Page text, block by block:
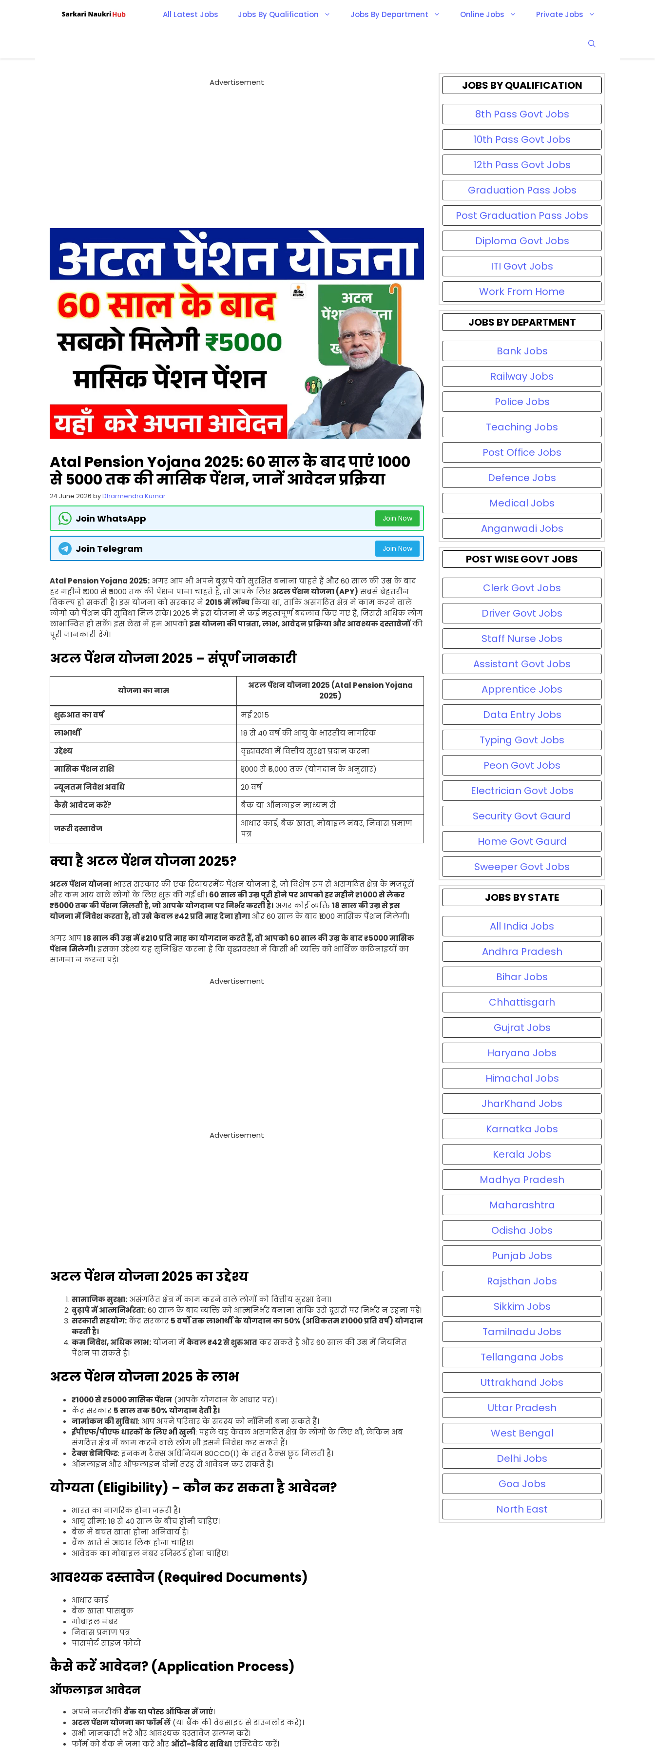
All Latest Jobs Jobs By Qualification Jobs By Department Online Jobs Private Jobs
Advertisement
Atal Pension Yojana 2025: 60 साल के बाद पाएं ₹1000
से ₹5000 तक की मासिक पेंशन, जानें आवेदन प्रक्रिया
24 June 2026 byDharmendra Kumar
Join WhatsApp Join Now
Join Telegram Join Now
Atal Pension Yojana 2025: अगर आप भी अपने बुढ़ापे को सुरक्षित बनाना चाहते हैं और 60 साल की उम्र के बाद
हर महीने ₹1000 से ₹5000 तक की पेंशन पाना चाहते हैं, तो आपके लिए अटल पेंशन योजना (APY) सबसे बेहतरीन
विकल्प हो सकती है। इस योजना को सरकार ने 2015 में लॉन्चकिया था, ताकि असंगठित क्षेत्र में काम करने वाले
लोगों को पेंशन की सुविधा मिल सके। 2025 में इस योजना में कई महत्वपूर्ण बदलाव किए गए हैं, जिससे अधिक लोग
लाभान्वित हो सकें। इस लेख में हम आपकोइस योजना की पात्रता, लाभ, आवेदन प्रक्रिया और आवश्यक दस्तावेजोंकी
पूरी जानकारी देंगे।
अटल पेंशन योजना 2025 – संपूर्ण जानकारी
योजना का नाम
अटल पेंशन योजना 2025 (Atal Pension Yojana
2025)
शुरुआत का वर्ष
मई 2015
लाभार्थी
18 से 40 वर्ष की आयु के भारतीय नागरिक
उद्देश्य
वृद्धावस्था में वित्तीय सुरक्षा प्रदान करना
मासिक पेंशन राशि
₹1,000 से ₹5,000 तक (योगदान के अनुसार)
न्यूनतम निवेश अवधि
20 वर्ष
कैसे आवेदन करें?
बैंक या ऑनलाइन माध्यम से
जरूरी दस्तावेज
आधार कार्ड, बैंक खाता, मोबाइल नंबर, निवास प्रमाण
पत्र
क्या है अटल पेंशन योजना 2025?
अटल पेंशन योजनाभारत सरकार की एक रिटायरमेंट पेंशन योजना है, जो विशेष रूप से असंगठित क्षेत्र के मजदूरों
और कम आय वाले लोगों के लिए शुरू की गई थी। 60 साल की उम्र पूरी होने पर आपको हर महीने ₹1000 से लेकर
₹5000 तक की पेंशन मिलती है, जो आपके योगदान पर निर्भर करती है। अगर कोई व्यक्ति18 साल की उम्र से इस
योजना में निवेश करता है, तो उसे केवल ₹42 प्रति माह देना होगाऔर 60 साल के बाद ₹1000 मासिक पेंशन मिलेगी।
अगर आप18 साल की उम्र में ₹210 प्रति माह का योगदान करते हैं, तो आपको 60 साल की उम्र के बाद ₹5000 मासिक
पेंशन मिलेगी।इसका उद्देश्य यह सुनिश्चित करना है कि वृद्धावस्था में किसी भी व्यक्ति को आर्थिक कठिनाइयों का
सामना न करना पड़े।
Advertisement
Advertisement
अटल पेंशन योजना 2025 का उद्देश्य
सामाजिक सुरक्षा: असंगठित क्षेत्र में काम करने वाले लोगों को वित्तीय सुरक्षा देना।
बुढ़ापे में आत्मनिर्भरता:60 साल के बाद व्यक्ति को आत्मनिर्भर बनाना ताकि उसे दूसरों पर निर्भर न रहना पड़े।
सरकारी सहयोग:केंद्र सरकार 5 वर्षों तक लाभार्थी के योगदान का 50% (अधिकतम ₹1000 प्रति वर्ष) योगदान
करती है।
कम निवेश, अधिक लाभ:योजना मेंकेवल ₹42 से शुरुआतकर सकते हैं और 60 साल की उम्र में नियमित
पेंशन पा सकते हैं।
अटल पेंशन योजना 2025 के लाभ
₹1000 से ₹5000 मासिक पेंशन (आपके योगदान के आधार पर)।
केंद्र सरकार 5 साल तक 50% योगदान देती है।
नामांकन की सुविधा: आप अपने परिवार के सदस्य को नॉमिनी बना सकते हैं।
ईपीएफ/पीएफ धारकों के लिए भी खुली: पहले यह केवल असंगठित क्षेत्र के लोगों के लिए थी, लेकिन अब
संगठित क्षेत्र में काम करने वाले लोग भी इसमें निवेश कर सकते हैं।
टैक्स बेनिफिट: इनकम टैक्स अधिनियम 80CCD(1) के तहत टैक्स छूट मिलती है।
ऑनलाइन और ऑफलाइन दोनों तरह से आवेदन कर सकते हैं।
योग्यता (Eligibility) – कौन कर सकता है आवेदन?
भारत का नागरिक होना जरूरी है।
आयु सीमा: 18 से 40 साल के बीच होनी चाहिए।
बैंक में बचत खाता होना अनिवार्य है।
बैंक खाते से आधार लिंक होना चाहिए।
आवेदक का मोबाइल नंबर रजिस्टर्ड होना चाहिए।
आवश्यक दस्तावेज (Required Documents)
आधार कार्ड
बैंक खाता पासबुक
मोबाइल नंबर
निवास प्रमाण पत्र
पासपोर्ट साइज फोटो
कैसे करें आवेदन? (Application Process)
ऑफलाइन आवेदन
अपने नजदीकीबैंक या पोस्ट ऑफिस में जाएं।
अटल पेंशन योजना का फॉर्म लें (या बैंक की वेबसाइट से डाउनलोड करें)।
सभी जानकारी भरें और आवश्यक दस्तावेज संलग्न करें।
फॉर्म को बैंक में जमा करें और ऑटो-डेबिट सुविधाएक्टिवेट करें।
JOBS BY QUALIFICATION
8th Pass Govt Jobs
10th Pass Govt Jobs
12th Pass Govt Jobs
Graduation Pass Jobs
Post Graduation Pass Jobs
Diploma Govt Jobs
ITI Govt Jobs
Work From Home
JOBS BY DEPARTMENT
Bank Jobs
Railway Jobs
Police Jobs
Teaching Jobs
Post Office Jobs
Defence Jobs
Medical Jobs
Anganwadi Jobs
POST WISE GOVT JOBS
Clerk Govt Jobs
Driver Govt Jobs
Staff Nurse Jobs
Assistant Govt Jobs
Apprentice Jobs
Data Entry Jobs
Typing Govt Jobs
Peon Govt Jobs
Electrician Govt Jobs
Security Govt Gaurd
Home Govt Gaurd
Sweeper Govt Jobs
JOBS BY STATE
All India Jobs
Andhra Pradesh
Bihar Jobs
Chhattisgarh
Gujrat Jobs
Haryana Jobs
Himachal Jobs
JharKhand Jobs
Karnatka Jobs
Kerala Jobs
Madhya Pradesh
Maharashtra
Odisha Jobs
Punjab Jobs
Rajsthan Jobs
Sikkim Jobs
Tamilnadu Jobs
Tellangana Jobs
Uttrakhand Jobs
Uttar Pradesh
West Bengal
Delhi Jobs
Goa Jobs
North East